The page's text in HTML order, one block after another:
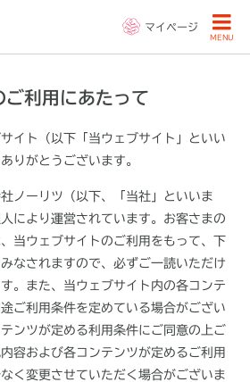
マイページ
MENU
ご利用にあたって
イト（以下「当ウェブサイト」といい
りがとうございます。
ノーリツ（以下、「当社」といいま
により運営されています。お客さまの
当ウェブサイトのご利用をもって、下
なされますので、必ずご一読いただけ
。また、当ウェブサイト内の各コンテ
ご利用条件を定めている場合がござい
ンツが定める利用条件にご同意の上ご
容および各コンテンツが定めるご利用
く変更させていただく場合がございま